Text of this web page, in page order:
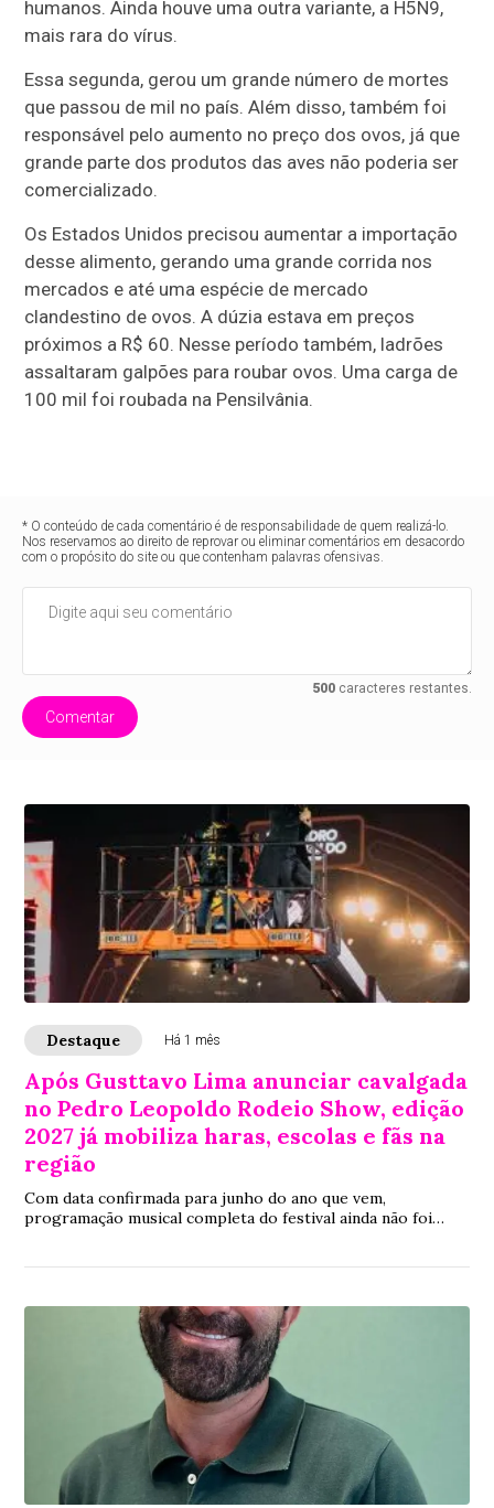
humanos. Ainda houve uma outra variante, a H5N9,
mais rara do vírus.
Essa segunda, gerou um grande número de mortes
que passou de mil no país. Além disso, também foi
responsável pelo aumento no preço dos ovos, já que
grande parte dos produtos das aves não poderia ser
comercializado.
Os Estados Unidos precisou aumentar a importação
desse alimento, gerando uma grande corrida nos
mercados e até uma espécie de mercado
clandestino de ovos. A dúzia estava em preços
próximos a R$ 60. Nesse período também, ladrões
assaltaram galpões para roubar ovos. Uma carga de
100 mil foi roubada na Pensilvânia.
* O conteúdo de cada comentário é de responsabilidade de quem realizá-lo.
Nos reservamos ao direito de reprovar ou eliminar comentários em desacordo
com o propósito do site ou que contenham palavras ofensivas.
500caracteres restantes.
Comentar
Destaque Há 1 mês
Após Gusttavo Lima anunciar cavalgada
no Pedro Leopoldo Rodeio Show, edição
2027 já mobiliza haras, escolas e fãs na
região
Com data confirmada para junho do ano que vem,
programação musical completa do festival ainda não foi